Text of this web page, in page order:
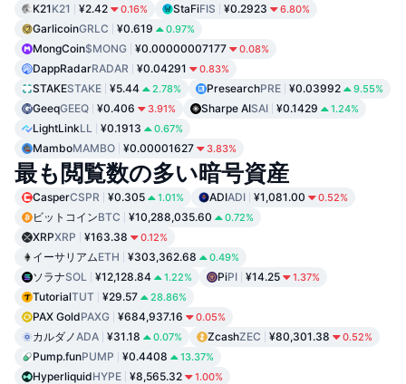
K21K21 ¥2.42 0.16% StaFiFIS ¥0.2923 6.80%
GarlicoinGRLC ¥0.619 0.97%
MongCoin$MONG ¥0.00000007177 0.08%
DappRadarRADAR ¥0.04291 0.83%
STAKESTAKE ¥5.44 2.78% PresearchPRE ¥0.03992 9.55%
GeeqGEEQ ¥0.406 3.91% Sharpe AISAI ¥0.1429 1.24%
LightLinkLL ¥0.1913 0.67%
MamboMAMBO ¥0.00001627 3.83%
最も閲覧数の多い暗号資産
CasperCSPR ¥0.305 1.01% ADIADI ¥1,081.00 0.52%
ビットコインBTC ¥10,288,035.60 0.72%
XRPXRP ¥163.38 0.12%
イーサリアムETH ¥303,362.68 0.49%
ソラナSOL ¥12,128.84 1.22% PiPI ¥14.25 1.37%
TutorialTUT ¥29.57 28.86%
PAX GoldPAXG ¥684,937.16 0.05%
カルダノADA ¥31.18 0.07% ZcashZEC ¥80,301.38 0.52%
Pump.funPUMP ¥0.4408 13.37%
HyperliquidHYPE ¥8,565.32 1.00%